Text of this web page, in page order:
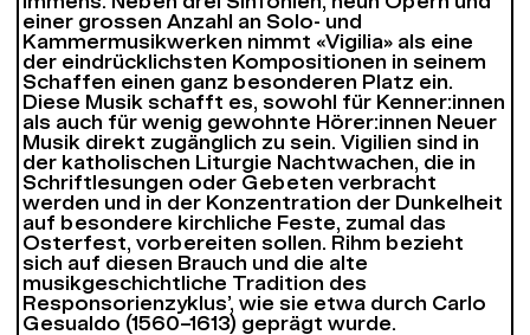
einer grossen Anzahl an Solo- und
Kammermusikwerken nimmt «Vigilia» als eine
der eindrücklichsten Kompositionen in seinem
Schaffen einen ganz besonderen Platz ein.
Diese Musik schafft es, sowohl für Kenner:innen
als auch für wenig gewohnte Hörer:innen Neuer
Musik direkt zugänglich zu sein. Vigilien sind in
der katholischen Liturgie Nachtwachen, die in
Schriftlesungen oder Gebeten verbracht
werden und in der Konzentration der Dunkelheit
auf besondere kirchliche Feste, zumal das
Osterfest, vorbereiten sollen. Rihm bezieht
sich auf diesen Brauch und die alte
musikgeschichtliche Tradition des
Responsorienzyklus’, wie sie etwa durch Carlo
Gesualdo (1560–1613) geprägt wurde.